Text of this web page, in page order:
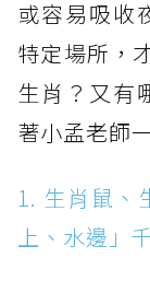
或容易吸收
特定場所，
生肖？又有
著小孟老師
1. 生肖鼠、
上、水邊」